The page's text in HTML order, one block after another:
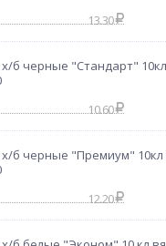
13.30
б черные "Стандарт"
10.60
б черные "Премиум" 10кл
12.20